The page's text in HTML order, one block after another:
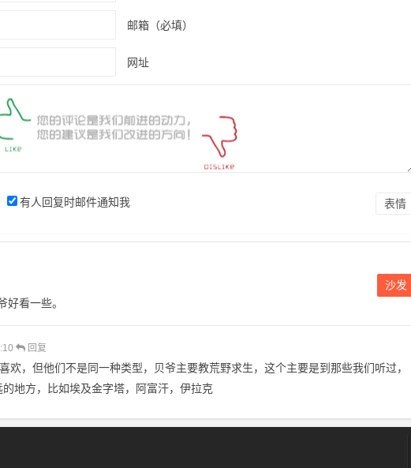
邮箱（必填）
网址
表情
有人回复时邮件通知我
沙发
好看一些。
回复
欢，但他们不是同一种类型，贝爷主要教荒野求生，这个主要是到那些我们听过，
地方，比如埃及金字塔，阿富汗，伊拉克